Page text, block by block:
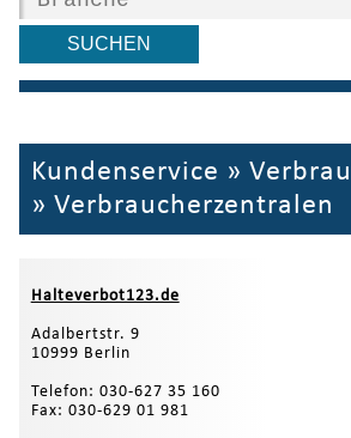
Kundenservice »
» Verbraucherzentralen
Halteverbot123.de
Adalbertstr. 9
10999 Berlin
Telefon: 030-627 35 160
Fax: 030-629 01 981